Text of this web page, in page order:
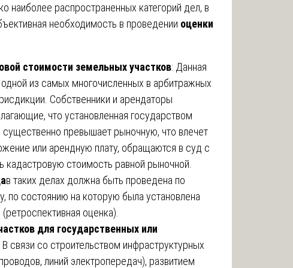
наиболее распространенных категорий дел, в
необходимость в проведении оценки
стоимости земельных участков: Данная
одной из самых многочисленных в арбитражных
Собственники и арендаторы
что установленная государством
существенно превышает рыночную, что влечет
или арендную плату, обращаются в суд с
кадастровую стоимость равной рыночной.
в таких делах должна быть проведена по
по состоянию на которую была установлена
оценка).
для государственных или
В связи со строительством инфраструктурных
линий электропередач), развитием